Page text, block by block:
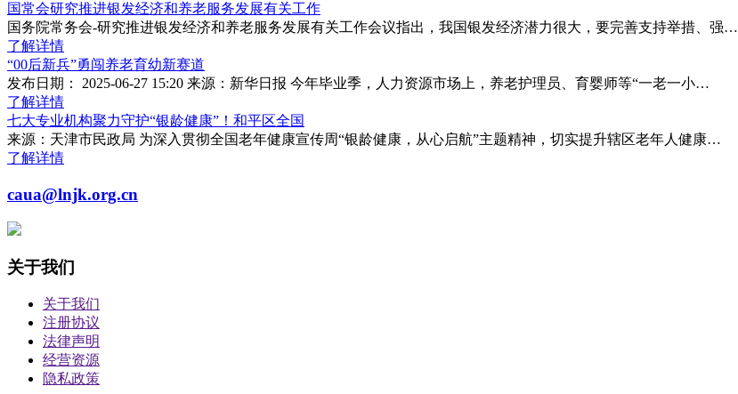
国常会研究推进银发经济和养老服务发展有关工作
国务院常务会-研究推进银发经济和养老服务发展有关工作会议指出，我国银发经济潜力很大，要完善支持举措、强…
了解详情
“00后新兵”勇闯养老育幼新赛道
发布日期： 2025-06-27 15:20 来源：新华日报 今年毕业季，人力资源市场上，养老护理员、育婴师等“一老一小…
了解详情
七大专业机构聚力守护“银龄健康”！和平区全国
来源：天津市民政局 为深入贯彻全国老年健康宣传周“银龄健康，从心启航”主题精神，切实提升辖区老年人健康…
了解详情
caua@lnjk.org.cn
关于我们
关于我们
注册协议
法律声明
经营资源
隐私政策